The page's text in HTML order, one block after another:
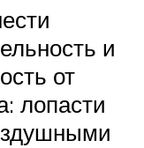
и
от
лопасти